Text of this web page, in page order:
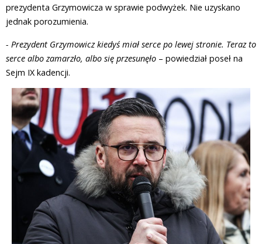
prezydenta Grzymowicza w sprawie podwyżek. Nie uzyskano
jednak porozumienia.
- Prezydent Grzymowicz kiedyś miał serce po lewej stronie. Teraz to
serce albo zamarzło, albo się przesunęło – powiedział poseł na
Sejm IX kadencji.